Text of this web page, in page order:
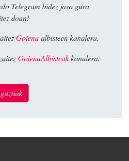
Telegram bidez jaso gura
doan!
Goienaalbisteen kanalera.
GoienaAlbisteakkanalera.